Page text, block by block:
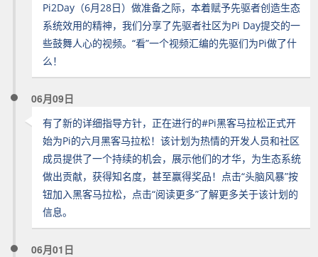
Pi2Day（6月28日）做准备之际，本着赋予先驱者创造生态
系统效用的精神，我们分享了先驱者社区为Pi Day提交的一
些鼓舞人心的视频。“看”一个视频汇编的先驱们为Pi做了什
么！
06月09日
有了新的详细指导方针，正在进行的#Pi黑客马拉松正式开
始为Pi的六月黑客马拉松！该计划为热情的开发人员和社区
成员提供了一个持续的机会，展示他们的才华，为生态系统
做出贡献，获得知名度，甚至赢得奖品！点击“头脑风暴”按
钮加入黑客马拉松，点击“阅读更多”了解更多关于该计划的
信息。
06月01日